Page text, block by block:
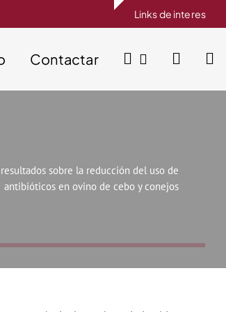
Links de interes
Contactar
sobre la reducción del uso de
antibióticos en ovino de cebo y conejos